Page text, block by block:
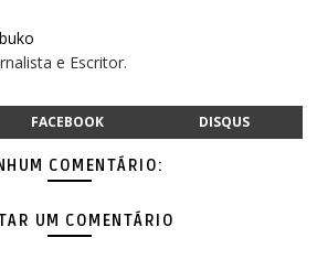
e Escritor.
FACEBOOK DISQUS
COMENTÁRIO:
UM COMENTÁRIO